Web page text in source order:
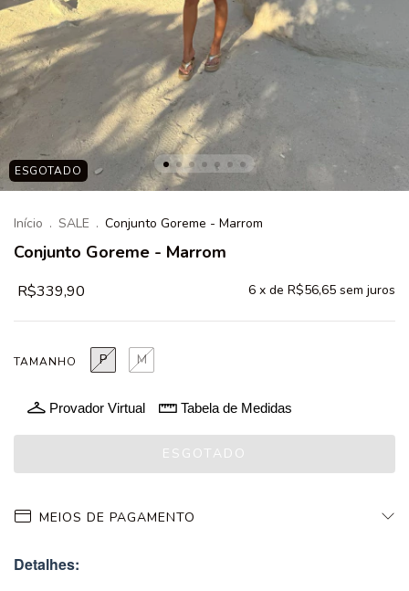
ESGOTADO
Início . SALE . Conjunto Goreme - Marrom
Conjunto Goreme - Marrom
R$339,90 6 x de R$56,65 sem juros
TAMANHO P M
Provador Virtual Tabela de Medidas
MEIOS DE PAGAMENTO
Detalhes: